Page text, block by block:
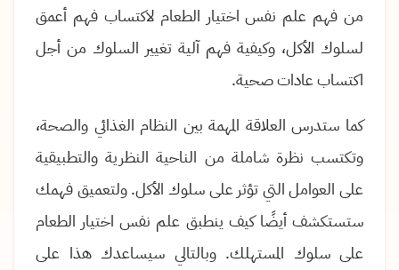
من فهم علم نفس اختيار الطعام لاكتساب فهم أعمق
لسلوك الأكل، وكيفية فهم آلية تغيير السلوك من أجل
اكتساب عادات صحية.
كما ستدرس العلاقة المهمة بين النظام الغذائي والصحة،
وتكتسب نظرة شاملة من الناحية النظرية والتطبيقية
على العوامل التي تؤثر على سلوك الأكل.ولتعميق فهمك
ستستكشف أيضًا كيف ينطبق علم نفس اختيار الطعام
على سلوك المستهلك. وبالتالي سيساعدك هذا على